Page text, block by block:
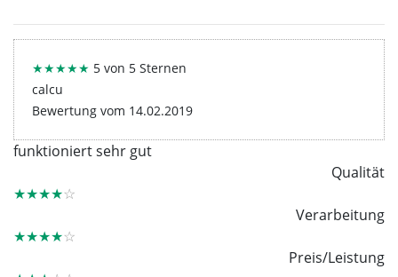
★★★★★ 5 von 5 Sternen
calcu
Bewertung vom 14.02.2019
funktioniert sehr gut
Qualität
★★★★☆
Verarbeitung
★★★★☆
Preis/Leistung